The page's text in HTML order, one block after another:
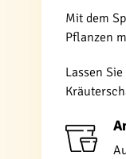
Mit dem
Pflanzen
Lassen